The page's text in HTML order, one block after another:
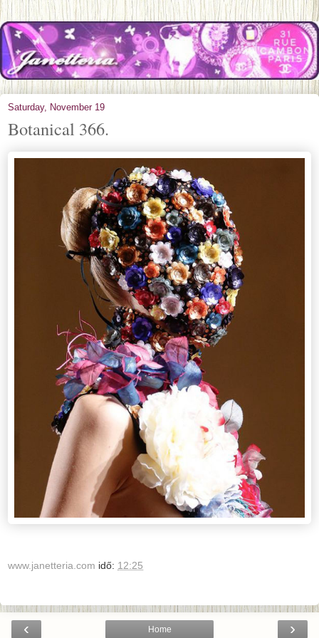
Saturday, November 19
Botanical 366.
www.janetteria.com idő: 12:25
‹ ›
Home